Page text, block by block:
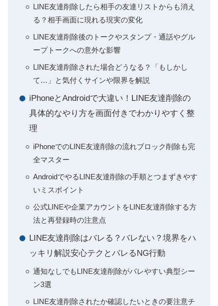
LINE友達削除したら相手の友達リストからも消え
る？相手画面に現れる現実の変化
LINE友達削除後のトークやスタンプ・通話やグル
ープトークへの意外な影響
LINE友達削除された場合どうなる？「もしかし
て…」と気付くサインや限界を解説
iPhoneとAndroidで大違い！LINE友達削除の
具体的なやり方を画面付きでわかりやすく整
理
iPhoneでのLINE友達削除の流れブロック削除も完
全マスター
AndroidでやるLINE友達削除の手順とつまずきやす
いミスポイント
公式LINEや企業アカウントをLINE友達削除する方
法と再登録時の注意点
LINE友達削除はバレる？バレない？境界をハ
ッキリ解説安心テクとバレるNG行動
通知なしでもLINE友達削除がバレやすい典型シー
ン3選
LINE友達削除されたか確認したいときの要注意チ